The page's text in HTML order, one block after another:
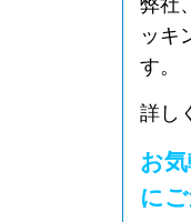
弊社
ッキ
す。
詳し
お
に